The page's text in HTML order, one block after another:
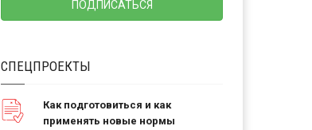
СПЕЦПРОЕКТЫ
Как подготовиться и как
применять новые нормы